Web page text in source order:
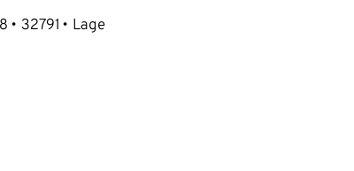
32791 Lage